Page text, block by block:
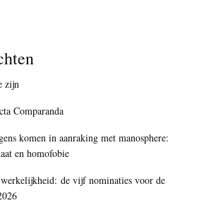
zijn
Comparanda
komen in aanraking met manosphere:
en homofobie
de vijf nominaties voor de